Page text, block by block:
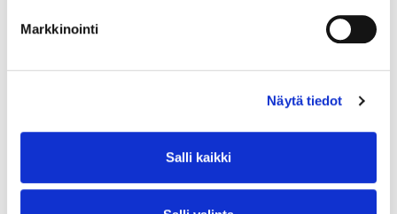
Markkinointi
Näytä tiedot
Salli kaikki